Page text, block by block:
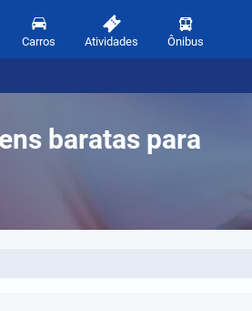
Carros Atividades Ônibus
baratas para